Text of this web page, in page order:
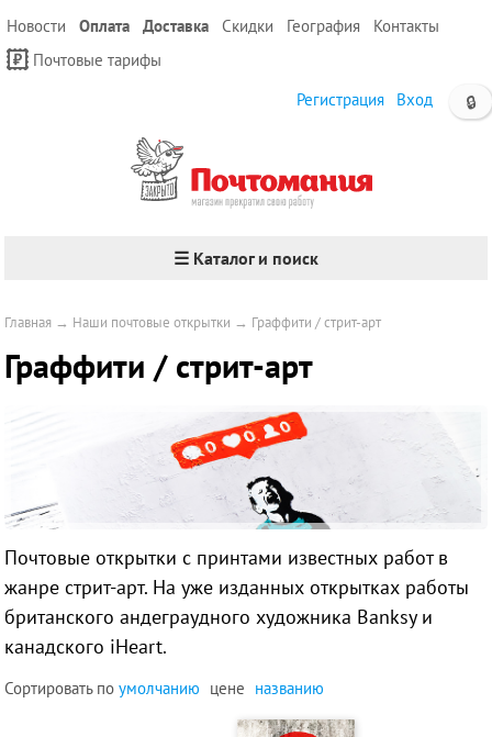
Новости Оплата Доставка Скидки География
Контакты
Почтовые тарифы
🔒
Регистрация Вход
☰ Каталог и поиск
Главная → Наши почтовые открытки → Граффити / стрит-арт
Граффити / стрит-арт
Почтовые открытки с принтами известных работ в
жанре стрит-арт. На уже изданных открытках работы
британского андеграудного художника Banksy и
канадского iHeart.
Сортировать поумолчанию цене названию